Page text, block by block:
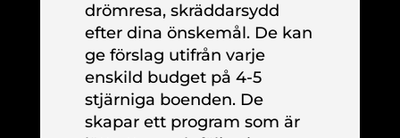
drömresa, skräddarsydd
efter dina önskemål. De kan
ge förslag utifrån varje
enskild budget på 4-5
stjärniga boenden. De
skapar ett program som är